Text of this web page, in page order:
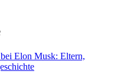
Elon Musk: Eltern,